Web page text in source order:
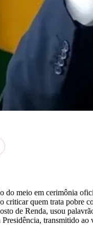
do meio em cerimônia
criticar quem trata pobre
de Renda, usou
transmitido ao